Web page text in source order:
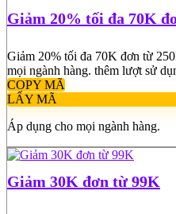
Giảm 20% tối đa 70K
Giảm 20% tối đa 70K đơn từ
mọi ngành hàng. thêm lượt sử
COPY MÃ
LẤY MÃ
Áp dụng cho mọi ngành hàng.
Giảm 30K đơn từ 99K